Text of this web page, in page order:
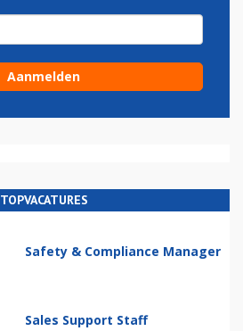
TOPVACATURES
Safety & Compliance Manager
Sales Support Staff